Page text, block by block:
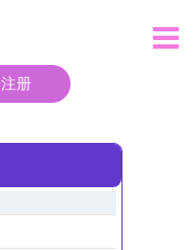
注册